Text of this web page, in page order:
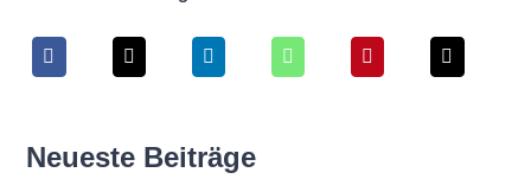
Neu­es­te Beiträge